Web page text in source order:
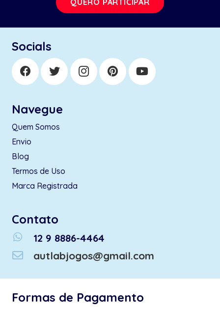
Socials
Navegue
Quem Somos
Envio
Blog
Termos de Uso
Marca Registrada
Contato
whatsapp
12 9 8886-4464
autlabjogos@gmail.com
Formas de Pagamento